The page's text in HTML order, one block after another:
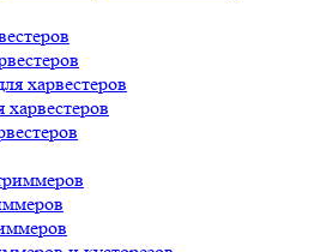
харвестеров
харвестеров